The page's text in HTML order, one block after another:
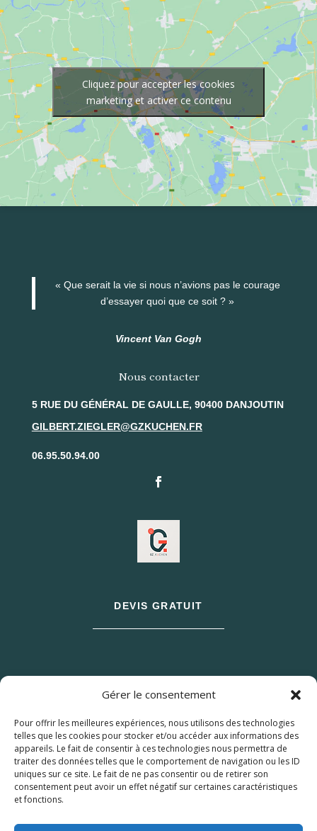
Gérer le consentement
Pour offrir les meilleures expériences, nous utilisons des technologies
telles que les cookies pour stocker et/ou accéder aux informations des
appareils. Le fait de consentir à ces technologies nous permettra de
traiter des données telles que le comportement de navigation ou les ID
uniques sur ce site. Le fait de ne pas consentir ou de retirer son
consentement peut avoir un effet négatif sur certaines caractéristiques
et fonctions.
Cliquez pour accepter les cookies
marketing et activer ce contenu
« Que serait la vie si nous n’avions pas le courage
d’essayer quoi que ce soit ? »
Vincent Van Gogh
Nous contacter
5 RUE DU GÉNÉRAL DE GAULLE, 90400 DANJOUTIN
GILBERT.ZIEGLER@GZKUCHEN.FR
06.95.50.94.00
DEVIS GRATUIT
Tous droits réservés –Blog